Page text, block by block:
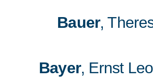
Bauer,
Bayer, Ernst